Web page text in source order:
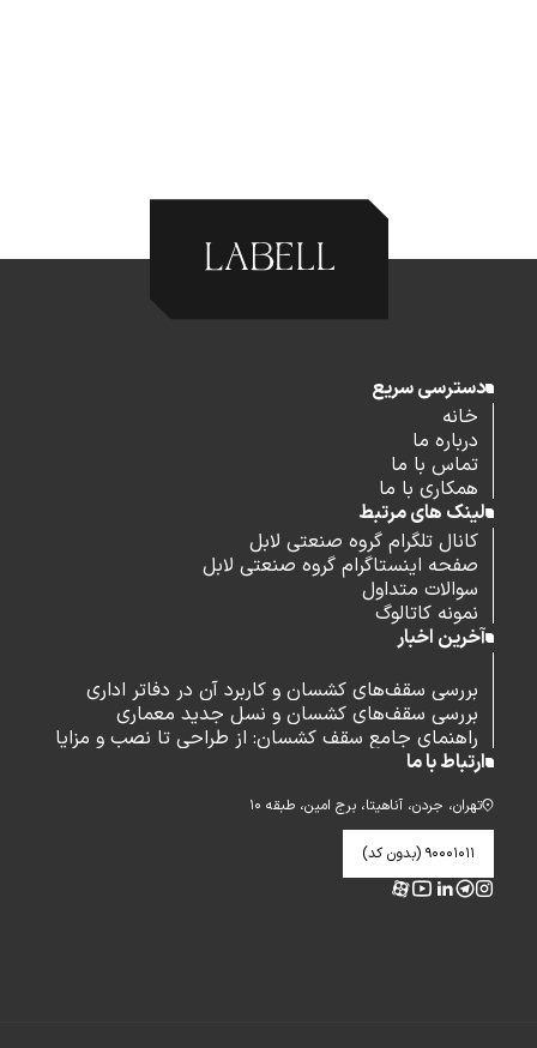
دسترسی سریع
خانه
درباره ما
تماس با ما
همکاری با ما
لینک های مرتبط
کانال تلگرام گروه صنعتی لابل
صفحه اینستاگرام گروه صنعتی لابل
سوالات متداول
نمونه کاتالوگ
آخرین اخبار
بررسی سقف‌های کشسان و کاربرد آن در دفاتر اداری
بررسی سقف‌های کشسان و نسل جدید معماری
راهنمای جامع سقف کشسان: از طراحی تا نصب و مزایا
ارتباط با ما
تهران، جردن، آناهیتا، برج امین، طبقه ۱۰
۹۰۰۰۱۰۱۱ (بدون کد)